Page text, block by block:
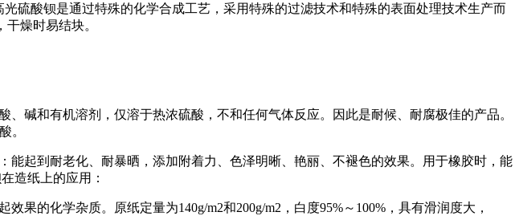
硫酸钡是通过特殊的化学合成工艺，采用特殊的过滤技术和特殊的表面处理技术生产而
燥时易结块。
碱和有机溶剂，仅溶于热浓硫酸，不和任何气体反应。因此是耐候、耐腐极佳的产品。
。
起到耐老化、耐暴晒，添加附着力、色泽明晰、艳丽、不褪色的效果。用于橡胶时，能
造纸上的应用：
的化学杂质。原纸定量为140g/m2和200g/m2，白度95%～100%，具有滑润度大，